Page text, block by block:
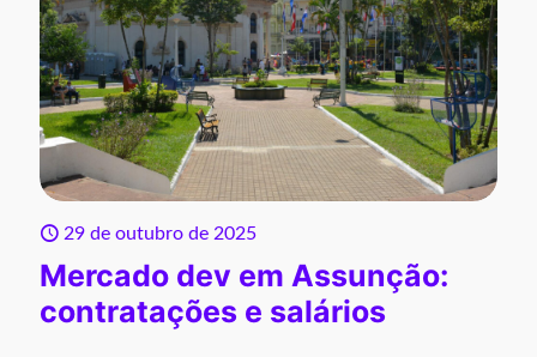
29 de outubro de 2025
Mercado dev em Assunção:
contratações e salários